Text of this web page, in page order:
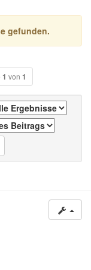
gefunden.
1 von 1